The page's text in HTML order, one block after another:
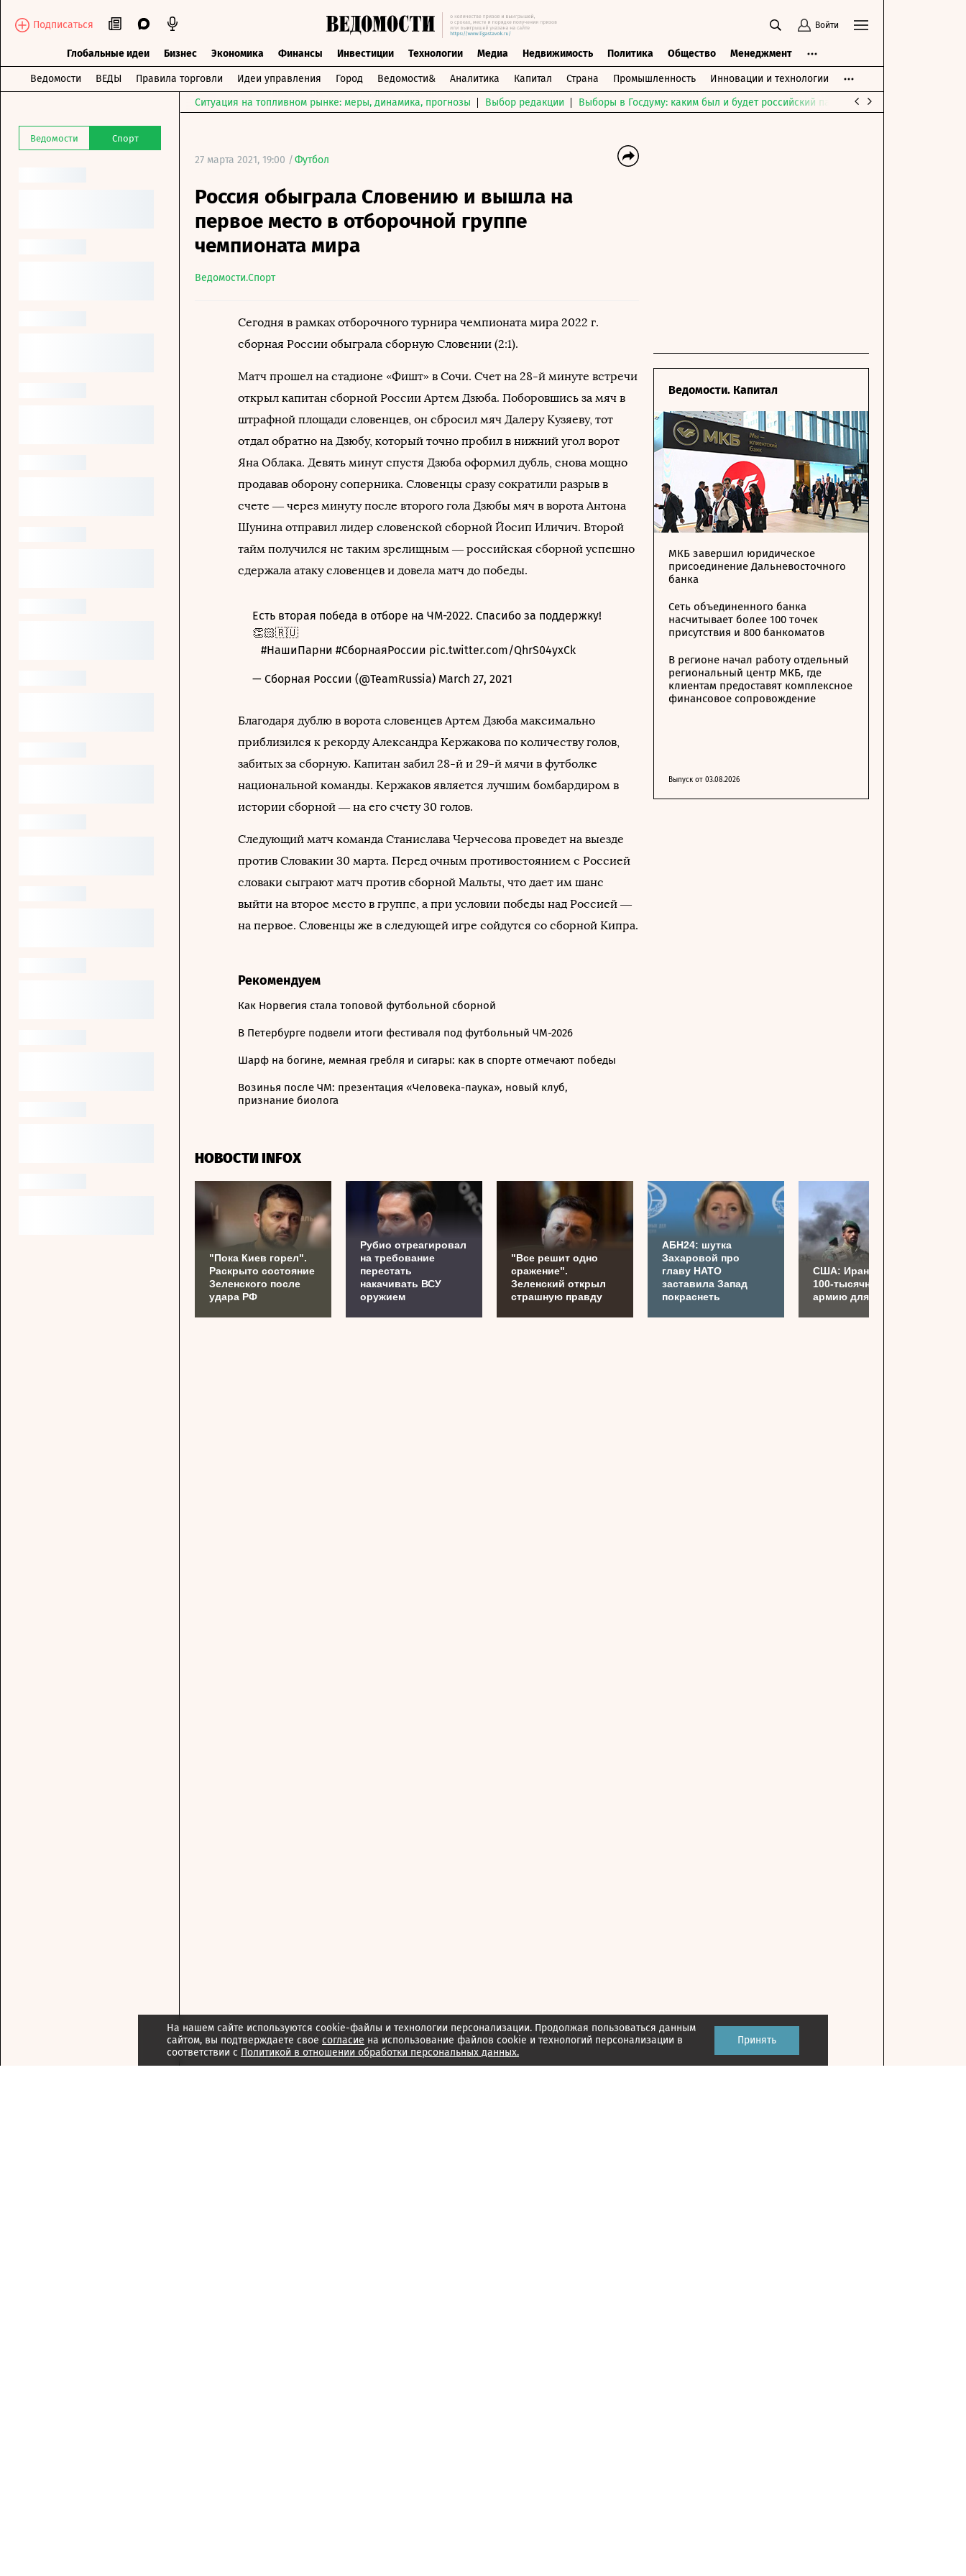
На нашем сайте используются cookie-файлы и технологии персонализации. Продолжая пользоваться данным
сайтом, вы подтверждаете свое согласие на использование файлов cookie и технологий персонализации в
соответствии с Политикой в отношении обработки персональных данных.
Принять
Подписаться Войти
Глобальные идеи Бизнес Экономика Финансы Инвестиции Технологии Медиа Недвижимость Политика Общество Менеджмент
Ведомости ВЕДЫ Правила торговли Идеи управления Город Ведомости& Аналитика Капитал Страна Промышленность Инновации и технологии
Ведомости Спорт
Ситуация на топливном рынке: меры, динамика, прогнозы Выбор редакции Выборы в Госдуму: каким был и будет российский парламент
27 марта 2021, 19:00 /Футбол
Россия обыграла Словению и вышла на
первое место в отборочной группе
чемпионата мира
Ведомости.Спорт
Сегодня в рамках отборочного турнира чемпионата мира 2022 г.
сборная России обыграла сборную Словении (2:1).
Матч прошел на стадионе «Фишт» в Сочи. Счет на 28-й минуте встречи
открыл капитан сборной России Артем Дзюба. Поборовшись за мяч в
штрафной площади словенцев, он сбросил мяч Далеру Кузяеву, тот
отдал обратно на Дзюбу, который точно пробил в нижний угол ворот
Яна Облака. Девять минут спустя Дзюба оформил дубль, снова мощно
продавав оборону соперника. Словенцы сразу сократили разрыв в
счете — через минуту после второго гола Дзюбы мяч в ворота Антона
Шунина отправил лидер словенской сборной Йосип Иличич. Второй
тайм получился не таким зрелищным — российская сборной успешно
сдержала атаку словенцев и довела матч до победы.
Есть вторая победа в отборе на ЧМ-2022. Спасибо за поддержку!
👏🏻🇷🇺
#НашиПарни #СборнаяРоссии pic.twitter.com/QhrS04yxCk
— Сборная России (@TeamRussia) March 27, 2021
Благодаря дублю в ворота словенцев Артем Дзюба максимально
приблизился к рекорду Александра Кержакова по количеству голов,
забитых за сборную. Капитан забил 28-й и 29-й мячи в футболке
национальной команды. Кержаков является лучшим бомбардиром в
истории сборной — на его счету 30 голов.
Следующий матч команда Станислава Черчесова проведет на выезде
против Словакии 30 марта. Перед очным противостоянием с Россией
словаки сыграют матч против сборной Мальты, что дает им шанс
выйти на второе место в группе, а при условии победы над Россией —
на первое. Словенцы же в следующей игре сойдутся со сборной Кипра.
Рекомендуем
Как Норвегия стала топовой футбольной сборной
В Петербурге подвели итоги фестиваля под футбольный ЧМ-2026
Шарф на богине, мемная гребля и сигары: как в спорте отмечают победы
Возинья после ЧМ: презентация «Человека-паука», новый клуб,
признание биолога
Ведомости. Капитал
МКБ завершил юридическое
присоединение Дальневосточного
банка
Сеть объединенного банка
насчитывает более 100 точек
присутствия и 800 банкоматов
В регионе начал работу отдельный
региональный центр МКБ, где
клиентам предоставят комплексное
финансовое сопровождение
Выпуск от 03.08.2026
НОВОСТИ INFOX
"Пока Киев горел".
Раскрыто состояние
Зеленского после
удара РФ
Рубио отреагировал
на требование
перестать
накачивать ВСУ
оружием
"Все решит одно
сражение".
Зеленский открыл
страшную правду
АБН24: шутка
Захаровой про
главу НАТО
заставила Запад
покраснеть
США: Иран готовит
100-тысячную
армию для Украины